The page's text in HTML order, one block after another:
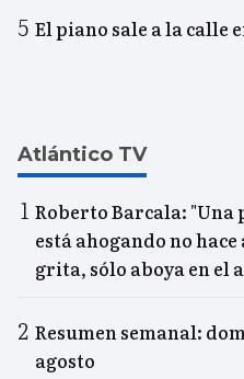
El piano sale a la calle
Atlántico TV
Roberto Barcala: "Una
está ahogando no
grita, sólo aboya en el
Resumen semanal:
agosto